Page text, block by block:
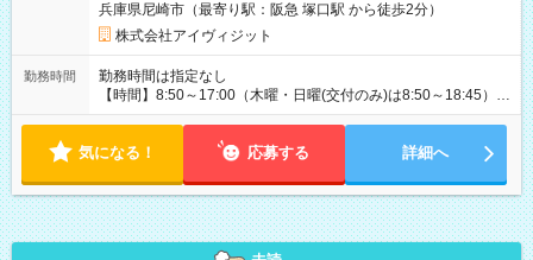
兵庫県尼崎市（最寄り駅：阪急 塚口駅 から徒歩2分）
株式会社アイヴィジット
勤務時間
勤務時間は指定なし
【時間】8:50～17:00（木曜・日曜(交付のみ)は8:50～18:45）
※1日5時間から7時間で応相談 【曜日】月・火・水・木・金 の
(交付)のみ受付しておりますので、日曜日働ける方も歓迎 ※もち
気になる！ 応募する 詳細へ